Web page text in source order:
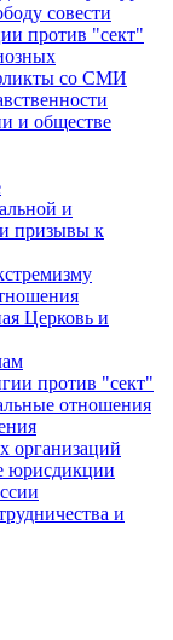
совести
против "сект"
со СМИ
и обществе
и
призывы к
Церковь и
против "сект"
отношения
организаций
юрисдикции
и